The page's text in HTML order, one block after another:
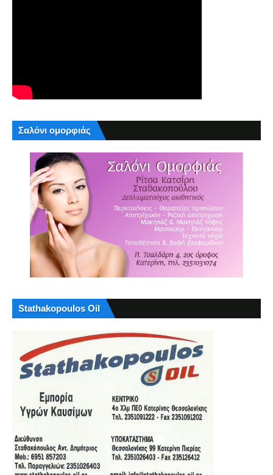
Σαλόνι ομορφιάς
Stathakopoulos Oil